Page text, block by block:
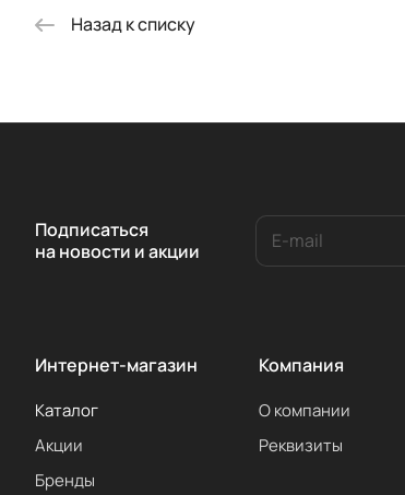
Назад к списку
Подписаться
на новости и акции
Интернет-магазин
Каталог
Акции
Бренды
Компания
О компании
Реквизиты